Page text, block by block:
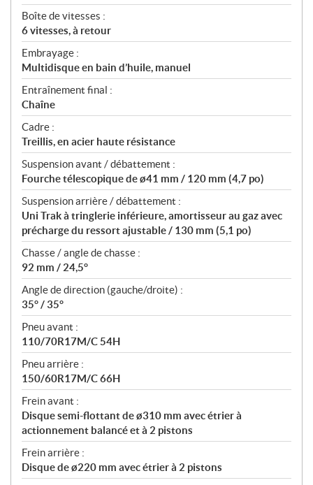
Boîte de vitesses :
6 vitesses, à retour
Embrayage :
Multidisque en bain d’huile, manuel
Entraînement final :
Chaîne
Cadre :
Treillis, en acier haute résistance
Suspension avant / débattement :
Fourche télescopique de ø41 mm / 120 mm (4,7 po)
Suspension arrière / débattement :
Uni Trak à tringlerie inférieure, amortisseur au gaz avec
précharge du ressort ajustable / 130 mm (5,1 po)
Chasse / angle de chasse :
92 mm / 24,5°
Angle de direction (gauche/droite) :
35° / 35°
Pneu avant :
110/70R17M/C 54H
Pneu arrière :
150/60R17M/C 66H
Frein avant :
Disque semi-flottant de ø310 mm avec étrier à
actionnement balancé et à 2 pistons
Frein arrière :
Disque de ø220 mm avec étrier à 2 pistons